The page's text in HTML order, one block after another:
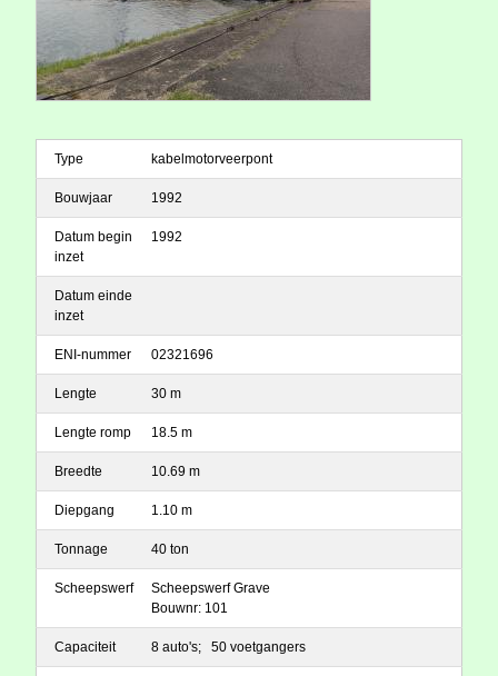
Type kabelmotorveerpont
Bouwjaar 1992
Datum begin
inzet
1992
Datum einde
inzet
ENI-nummer 02321696
Lengte 30 m
Lengte romp 18.5 m
Breedte 10.69 m
Diepgang 1.10 m
Tonnage 40 ton
Scheepswerf
Scheepswerf Grave
Bouwnr: 101
Capaciteit 8 auto's; 50 voetgangers